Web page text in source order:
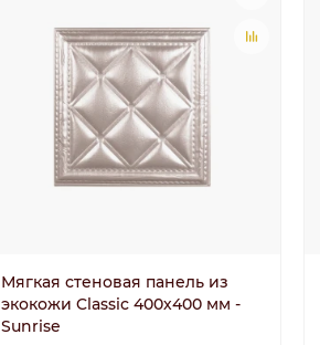
Мягкая стеновая панель из
экокожи Classic 400х400 мм -
Sunrise